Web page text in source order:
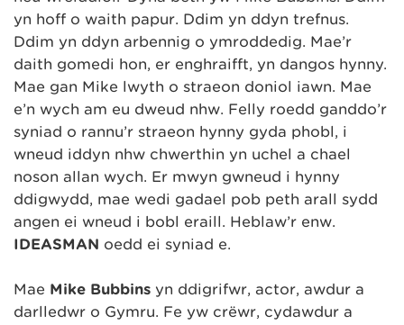
yn hoff o waith papur. Ddim yn ddyn trefnus.
Ddim yn ddyn arbennig o ymroddedig. Mae’r
daith gomedi hon, er enghraifft, yn dangos hynny.
Mae gan Mike lwyth o straeon doniol iawn. Mae
e’n wych am eu dweud nhw. Felly roedd ganddo’r
syniad o rannu’r straeon hynny gyda phobl, i
wneud iddyn nhw chwerthin yn uchel a chael
noson allan wych. Er mwyn gwneud i hynny
ddigwydd, mae wedi gadael pob peth arall sydd
angen ei wneud i bobl eraill. Heblaw’r enw.
IDEASMAN oedd ei syniad e.
Mae Mike Bubbins yn ddigrifwr, actor, awdur a
darlledwr o Gymru. Fe yw crëwr, cydawdur a